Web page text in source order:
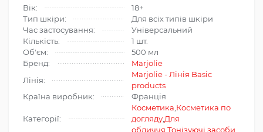
Вік:
18+
Тип шкіри:
Для всіх типів шкіри
Час застосування:
Універсальний
Кількість:
1 шт.
Об'єм:
500 мл
Бренд:
Marjolie
Лінія:
Marjolie - Лінія Basic
products
Країна виробник:
Франція
Категорії:
Косметика,Косметика по
догляду,Для
обличчя,Тонізуючі засоби